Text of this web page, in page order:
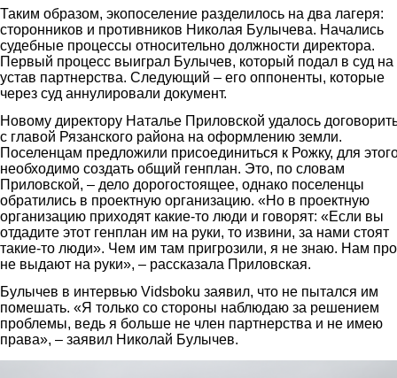
Таким образом, экопоселение разделилось на два лагеря:
сторонников и противников Николая Булычева. Начались
судебные процессы относительно должности директора.
Первый процесс выиграл Булычев, который подал в суд на
устав партнерства. Следующий – его оппоненты, которые
через суд аннулировали документ.
Новому директору Наталье Приловской удалось
с главой Рязанского района на оформлению земли.
Поселенцам предложили присоединиться к Рожку, для
необходимо создать общий генплан. Это, по словам
Приловской, – дело дорогостоящее, однако поселенцы
обратились в проектную организацию. «Но в проектную
организацию приходят какие-то люди и говорят: «Если вы
отдадите этот генплан им на руки, то извини, за нами стоят
такие-то люди». Чем им там пригрозили, я не знаю. Нам
не выдают на руки», – рассказала Приловская.
Булычев в интервью Vidsboku заявил, что не пытался им
помешать. «Я только со стороны наблюдаю за решением
проблемы, ведь я больше не член партнерства и не имею
права», – заявил Николай Булычев.